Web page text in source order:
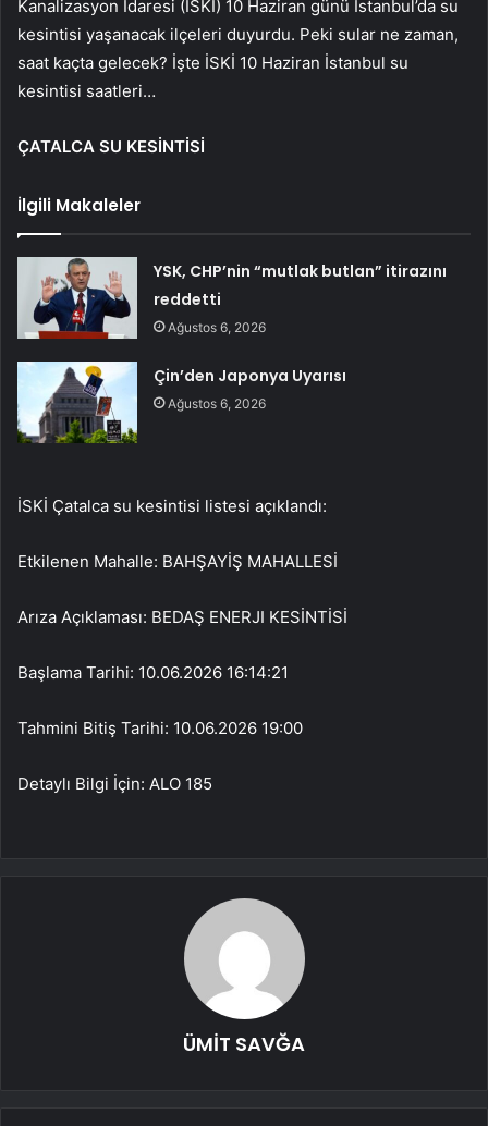
Kanalizasyon İdaresi (İSKİ) 10 Haziran günü İstanbul’da su
kesintisi yaşanacak ilçeleri duyurdu. Peki sular ne zaman,
saat kaçta gelecek? İşte İSKİ 10 Haziran İstanbul su
kesintisi saatleri…
ÇATALCA SU KESİNTİSİ
İlgili Makaleler
YSK, CHP’nin “mutlak butlan” itirazını
reddetti
Ağustos 6, 2026
Çin’den Japonya Uyarısı
Ağustos 6, 2026
İSKİ Çatalca su kesintisi listesi açıklandı:
Etkilenen Mahalle: BAHŞAYİŞ MAHALLESİ
Arıza Açıklaması: BEDAŞ ENERJI KESİNTİSİ
Başlama Tarihi: 10.06.2026 16:14:21
Tahmini Bitiş Tarihi: 10.06.2026 19:00
Detaylı Bilgi İçin: ALO 185
ÜMİT SAVĞA